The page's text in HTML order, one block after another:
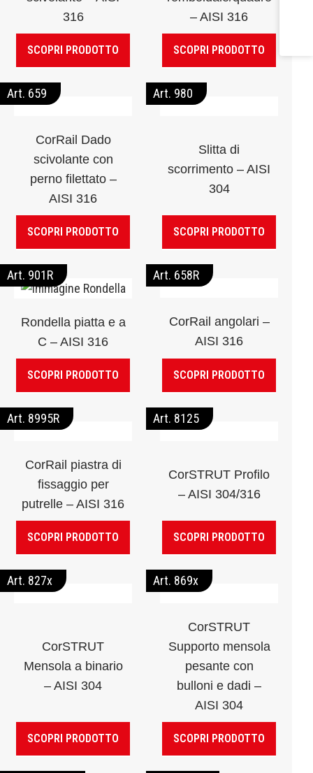
316
SCOPRI PRODOTTO
– AISI 316
SCOPRI PRODOTTO
Art. 659
CorRail Dado
scivolante con
perno filettato –
AISI 316
SCOPRI PRODOTTO
Art. 980
Slitta di
scorrimento – AISI
304
SCOPRI PRODOTTO
Art. 901R
Rondella piatta e a
C – AISI 316
SCOPRI PRODOTTO
Art. 658R
CorRail angolari –
AISI 316
SCOPRI PRODOTTO
Art. 8995R
CorRail piastra di
fissaggio per
putrelle – AISI 316
SCOPRI PRODOTTO
Art. 8125
CorSTRUT Profilo
– AISI 304/316
SCOPRI PRODOTTO
Art. 827x
CorSTRUT
Mensola a binario
– AISI 304
SCOPRI PRODOTTO
Art. 869x
CorSTRUT
Supporto mensola
pesante con
bulloni e dadi –
AISI 304
SCOPRI PRODOTTO